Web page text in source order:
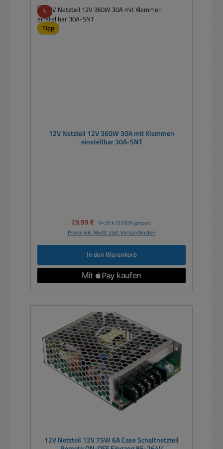
%Rabatt
Tipp
12V Netzteil 12V 360W 30A mit Klemmen
einstellbar 30A-SNT
Verkaufspreis:
29,99 € Regulärer Preis:
64,95 € (53.83% gespart)
Preise inkl. MwSt. zzgl. Versandkosten
In den Warenkorb
12V Netzteil 12V 75W 6A Case Schaltnetzteil